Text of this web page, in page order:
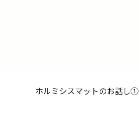
ホルミシスマットのお話し①